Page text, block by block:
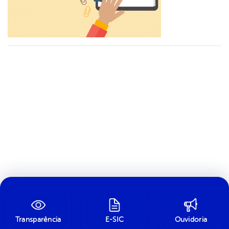
Transparência E-SIC Ouvidoria